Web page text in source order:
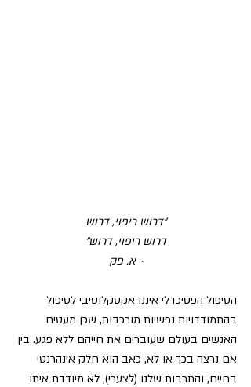
"דרוש ריפוי, דרוש
דרוש ריפוי, דרוש"
~ א. פק
הטיפול הפסיכדלי איננו אקסקלוסיבי לטיפול
בהתמודדויות נפשיות מורכבות, שכן מעטים
האנשים בעולם שעוברים את חייהם ללא פגע. בין
אם נרצה בכך או לא, כאב הוא חלק אינהרנטי
בחיים, והתרבות שלנו (לצערי), לא מיודדת איתו